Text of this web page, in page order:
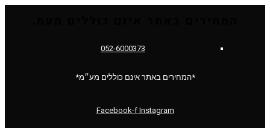
052-6000373
*המחירים באתר אינם כוללים מע״מ*
Facebook-f Instagram